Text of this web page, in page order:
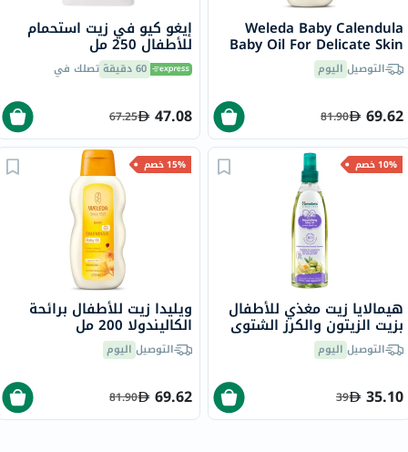
Weleda Baby Calendula
Baby Oil For Delicate Skin
200ml
التوصيل اليوم
69.62
81.90
إيغو كيو في زيت استحمام
للأطفال 250 مل
60 دقيقة تصلك في
47.08
67.25
10% خصم
هيمالايا زيت مغذي للأطفال
بزيت الزيتون والكرز الشتوي
300 ملالتوصيل اليوم
35.10
39
15% خصم
ويليدا زيت للأطفال برائحة
الكاليندولا 200 مل
التوصيل اليوم
69.62
81.90